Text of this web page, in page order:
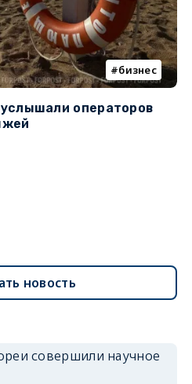
бизнес
операторов
новость
совершили научное